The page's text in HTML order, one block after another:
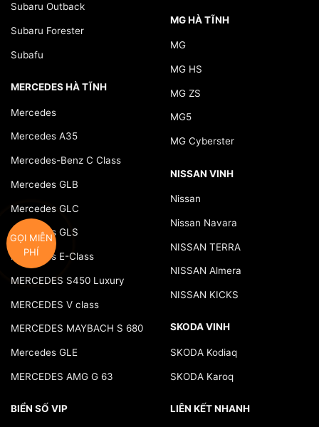
Subaru Outback
Subaru Forester
Subafu
MERCEDES HÀ TĨNH
Mercedes
Mercedes A35
Mercedes-Benz C Class
Mercedes GLB
Mercedes GLC
Mercedes GLS
Mercedes E-Class
MERCEDES S450 Luxury
MERCEDES V class
MERCEDES MAYBACH S 680
Mercedes GLE
MERCEDES AMG G 63
BIỂN SỐ VIP
MG HÀ TĨNH
MG
MG HS
MG ZS
MG5
MG Cyberster
NISSAN VINH
Nissan
Nissan Navara
NISSAN TERRA
NISSAN Almera
NISSAN KICKS
SKODA VINH
SKODA Kodiaq
SKODA Karoq
LIÊN KẾT NHANH
GỌI MIỄN
PHÍ